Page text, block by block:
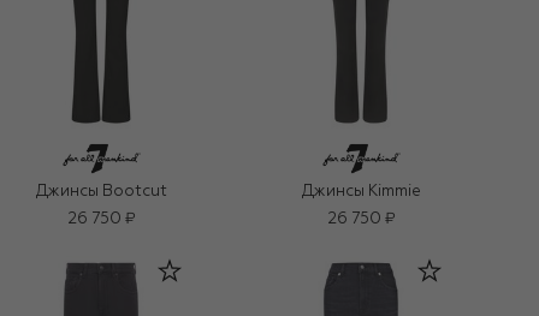
Джинсы Bootcut
26 750 ₽
Джинсы Kimmie
26 750 ₽